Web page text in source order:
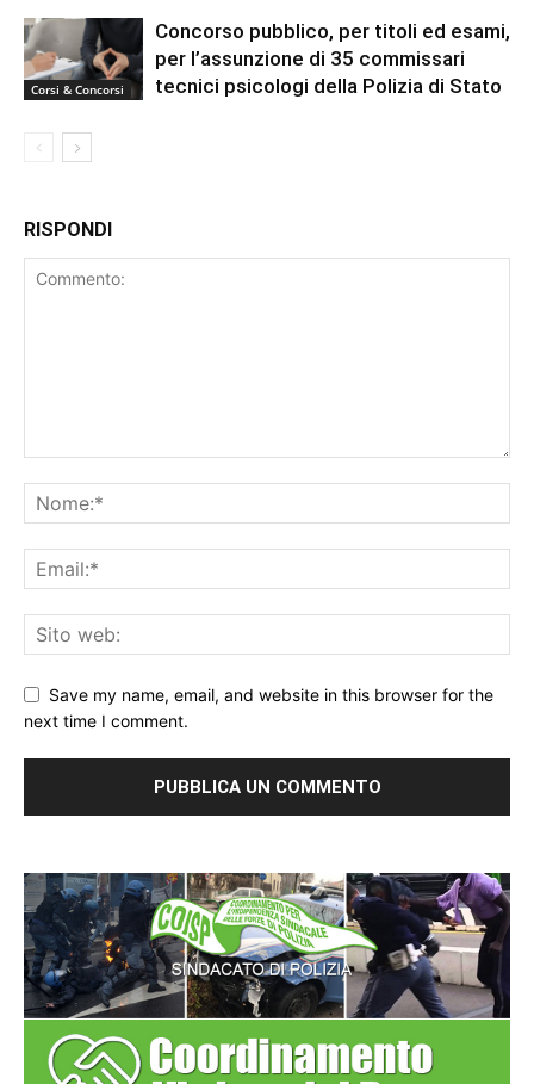
Corsi & Concorsi
Concorso pubblico, per titoli ed esami,
per l’assunzione di 35 commissari
tecnici psicologi della Polizia di Stato
RISPONDI
Save my name, email, and website in this browser for the
next time I comment.